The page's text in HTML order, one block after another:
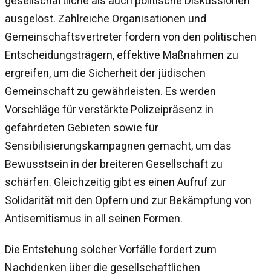
ausgelöst. Zahlreiche Organisationen und
Gemeinschaftsvertreter fordern von den politischen
Entscheidungsträgern, effektive Maßnahmen zu
ergreifen, um die Sicherheit der jüdischen
Gemeinschaft zu gewährleisten. Es werden
Vorschläge für verstärkte Polizeipräsenz in
gefährdeten Gebieten sowie für
Sensibilisierungskampagnen gemacht, um das
Bewusstsein in der breiteren Gesellschaft zu
schärfen. Gleichzeitig gibt es einen Aufruf zur
Solidarität mit den Opfern und zur Bekämpfung von
Antisemitismus in all seinen Formen.
Die Entstehung solcher Vorfälle fordert zum
Nachdenken über die gesellschaftlichen